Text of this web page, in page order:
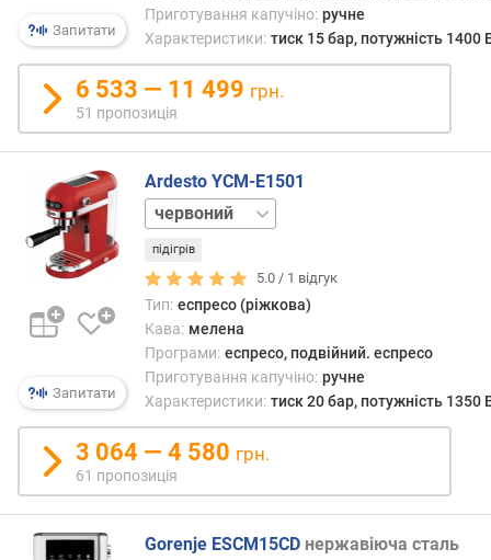
а
н
а
п
о
т
у
ж
н
і
с
ь
(
т
)
ш
и
р
Запитати
Приготування капучіно: ручне
Характеристики: тиск 15 бар, потужність 1400
6 533 — 11 499 грн.
51 пропозиція
Запитати
Ardesto YCM-E1501
білий
чорний
підігрів
5.0 / 1 відгук
Тип: еспресо (ріжкова)
Кава: мелена
Програми: еспресо, подвійний. еспресо
Приготування капучіно: ручне
Характеристики: тиск 20 бар, потужність 1350
3 064 — 4 580 грн.
61 пропозиція
Gorenje ESCM15CD нержавіюча сталь